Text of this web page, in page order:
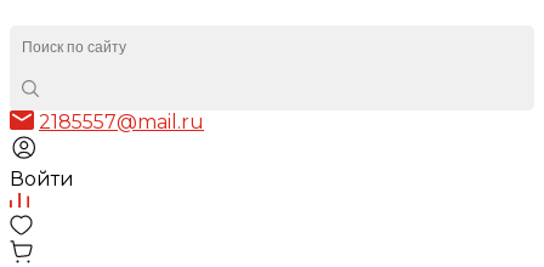
2185557@mail.ru
Войти